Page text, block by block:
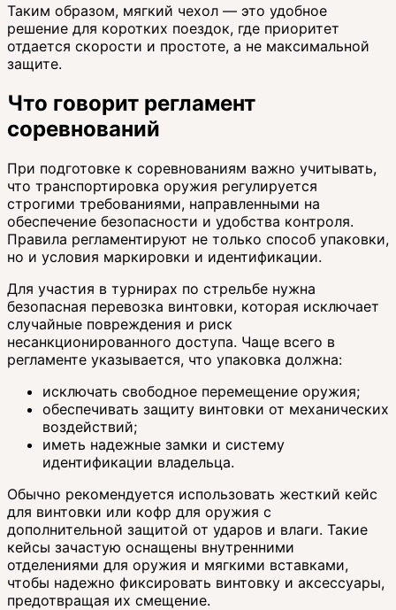
Таким образом, мягкий чехол — это удобное
решение для коротких поездок, где приоритет
отдается скорости и простоте, а не максимальной
защите.
Что говорит регламент
соревнований
При подготовке к соревнованиям важно учитывать,
что транспортировка оружия регулируется
строгими требованиями, направленными на
обеспечение безопасности и удобства контроля.
Правила регламентируют не только способ упаковки,
но и условия маркировки и идентификации.
Для участия в турнирах по стрельбе нужна
безопасная перевозка винтовки, которая исключает
случайные повреждения и риск
несанкционированного доступа. Чаще всего в
регламенте указывается, что упаковка должна:
исключать свободное перемещение оружия;
обеспечивать защиту винтовки от механических
воздействий;
иметь надежные замки и систему
идентификации владельца.
Обычно рекомендуется использовать жесткий кейс
для винтовки или кофр для оружия с
дополнительной защитой от ударов и влаги. Такие
кейсы зачастую оснащены внутренними
отделениями для оружия и мягкими вставками,
чтобы надежно фиксировать винтовку и аксессуары,
предотвращая их смещение.